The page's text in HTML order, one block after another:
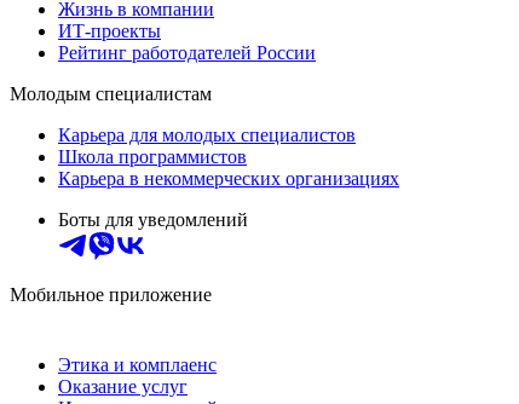
Жизнь в компании
ИТ-проекты
Рейтинг работодателей России
Молодым специалистам
Карьера для молодых специалистов
Школа программистов
Карьера в некоммерческих организациях
Боты для уведомлений
Мобильное приложение
Этика и комплаенс
Оказание услуг